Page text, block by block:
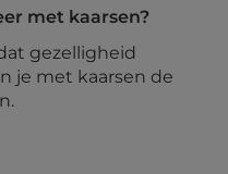
met kaarsen?
gezelligheid
je met kaarsen de